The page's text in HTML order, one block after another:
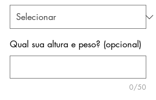
Qual sua altura e peso? (opcional)
0/50